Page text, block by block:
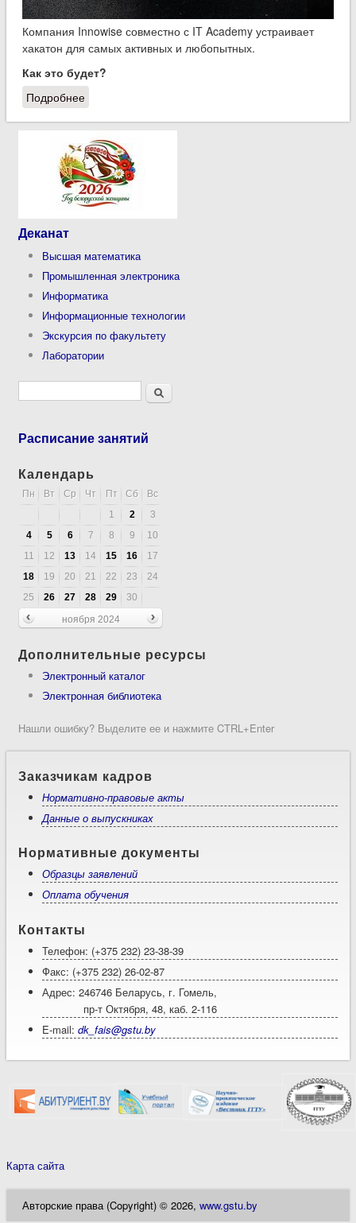
Компания Innowise совместно с IT Academy устраивает
хакатон для самых активных и любопытных.
Как это будет?
Подробнеео Хакатон от компании Innowise
Деканат
Высшая математика
Промышленная электроника
Информатика
Информационные технологии
Экскурсия по факультету
Лаборатории
Форма поискаПоиск
Расписание занятий
Календарь
Пн Вт Ср Чт Пт Сб
Вс
1
2
3
4
5 6 7 8 9
10
11
12 13 14 15 16
17
18
19 20 21 22 23
24
25
26 27 28 29
30
ноября 2024
Дополнительные ресурсы
Электронный каталог
Электронная библиотека
Нашли ошибку? Выделите ее и нажмите CTRL+Enter
Заказчикам кадров
Нормативно-правовые акты
Данные о выпускниках
Нормативные документы
Образцы заявлений
Оплата обучения
Контакты
Телефон: (+375 232) 23-38-39
Факс: (+375 232) 26-02-87
Адрес: 246746 Беларусь, г. Гомель,
пр-т Октября, 48, каб. 2-116
E-mail:dk_fais@gstu.by
Карта сайта
Авторские права (Copyright) © 2026, www.gstu.by